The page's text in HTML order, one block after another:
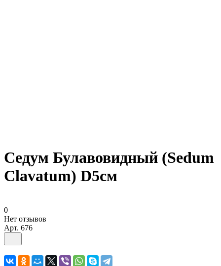
Седум Булавовидный (Sedum
Clavatum) D5см
0
Нет отзывов
Арт. 676